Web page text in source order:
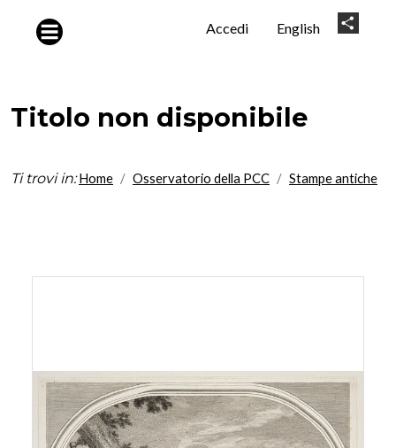
User
Accedi English
Titolo non disponibile
Ti trovi in: Home Osservatorio della PCC Stampe antiche